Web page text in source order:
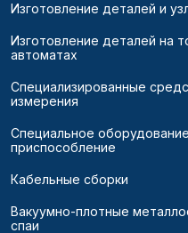
Изготовление деталей и
Изготовление деталей на
автоматах
Специализированные
измерения
Специальное
приспособление
Кабельные сборки
Вакуумно-плотные
спаи